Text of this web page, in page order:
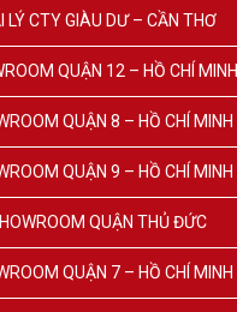
LÝ CTY GIÀU DƯ – CẦN THƠ
QUẬN 12 – HỒ CHÍ MINH
QUẬN 8 – HỒ CHÍ MINH
QUẬN 9 – HỒ CHÍ MINH
QUẬN THỦ ĐỨC
QUẬN 7 – HỒ CHÍ MINH